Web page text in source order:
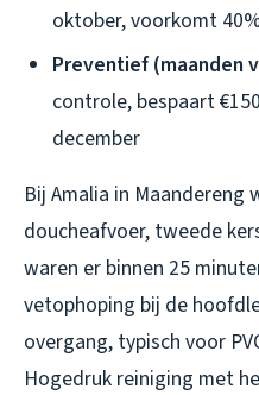
oktober, voorkomt
Preventief (maanden
controle, bespaart
december
Bij Amalia in Maandereng
doucheafvoer, tweede
waren er binnen 25
vetophoping bij de
overgang, typisch voor
Hogedruk reiniging met